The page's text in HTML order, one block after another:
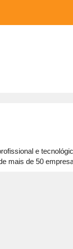
TÉCNICOS
e
mais de 50